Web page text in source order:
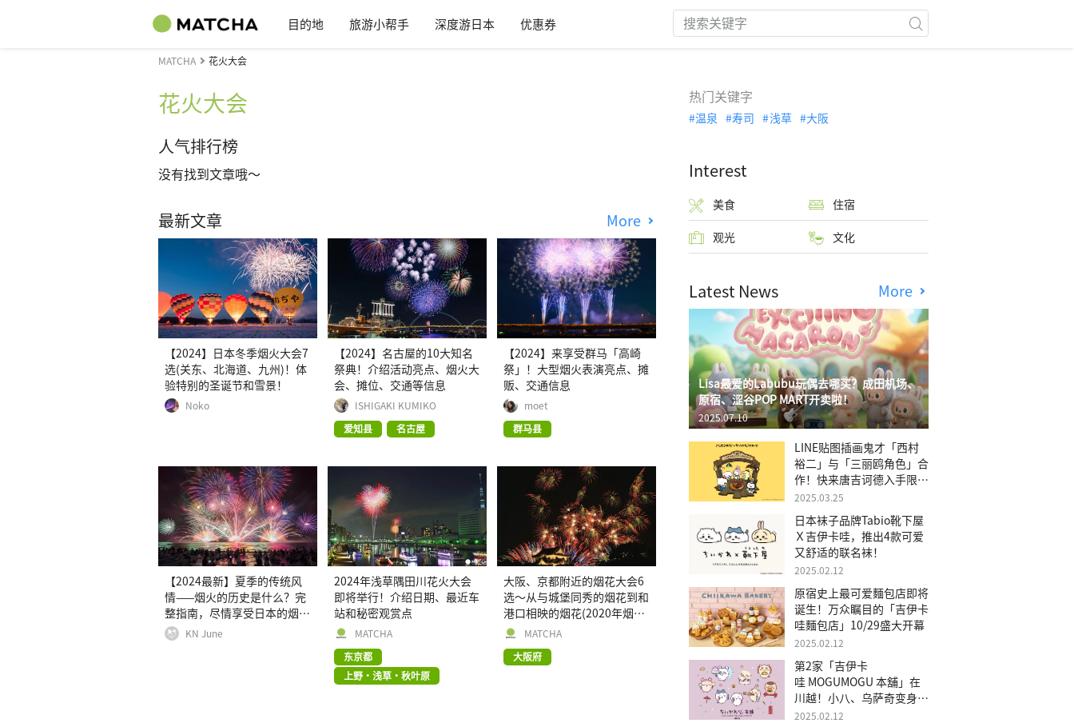
目的地 旅游小帮手 深度游日本 优惠券
MATCHA 花火大会
花火大会
人气排行榜
没有找到文章哦～
最新文章 More
【2024】日本冬季烟火大会7
选(关东、北海道、九州)！体
验特别的圣诞节和雪景！
Noko
【2024】名古屋的10大知名
祭典！介绍活动亮点、烟火大
会、摊位、交通等信息
ISHIGAKI KUMIKO
爱知县
名古屋
【2024】来享受群马「高崎
祭」！大型烟火表演亮点、摊
贩、交通信息
moet
群马县
【2024最新】夏季的传统风
情——烟火的历史是什么？完
整指南，尽情享受日本的烟
火！KN June
2024年浅草隅田川花火大会
即将举行！介绍日期、最近车
站和秘密观赏点
MATCHA
东京都
上野・浅草・秋叶原
大阪、京都附近的烟花大会6
选〜从与城堡同秀的烟花到和
港口相映的烟花(2020年烟火
大会延期或中止资讯汇总)
MATCHA
大阪府
热门关键字
温泉 寿司 浅草 大阪
Interest
美食 住宿
观光 文化
Latest News More
Lisa最爱的Labubu玩偶去哪买？成田机场、
原宿、涩谷POP MART开卖啦！
2025.07.10
LINE贴图插画鬼才「西村
裕二」与「三丽鸥角色」合
作！快来唐吉诃德入手限量
商品
2025.03.25
日本袜子品牌Tabio靴下屋
Ｘ吉伊卡哇，推出4款可爱
又舒适的联名袜！
2025.02.12
原宿史上最可爱麵包店即将
诞生！万众瞩目的「吉伊卡
哇麵包店」10/29盛大开幕
2025.02.12
第2家「吉伊卡
哇 MOGUMOGU 本舖」在
川越！小八、乌萨奇变身可
爱地瓜！
2025.02.12